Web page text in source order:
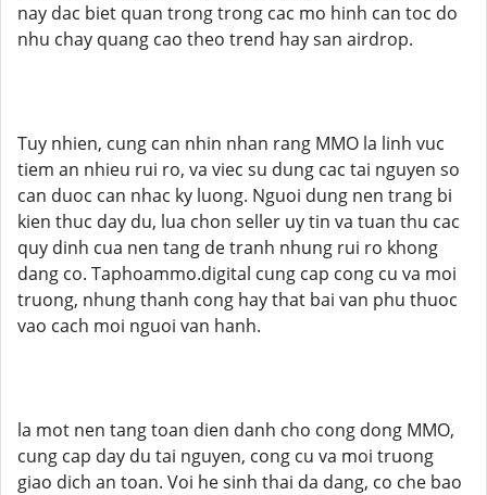
nay dac biet quan trong trong cac mo hinh can toc do
nhu chay quang cao theo trend hay san airdrop.
Tuy nhien, cung can nhin nhan rang MMO la linh vuc
tiem an nhieu rui ro, va viec su dung cac tai nguyen so
can duoc can nhac ky luong. Nguoi dung nen trang bi
kien thuc day du, lua chon seller uy tin va tuan thu cac
quy dinh cua nen tang de tranh nhung rui ro khong
dang co. Taphoammo.digital cung cap cong cu va moi
truong, nhung thanh cong hay that bai van phu thuoc
vao cach moi nguoi van hanh.
la mot nen tang toan dien danh cho cong dong MMO,
cung cap day du tai nguyen, cong cu va moi truong
giao dich an toan. Voi he sinh thai da dang, co che bao